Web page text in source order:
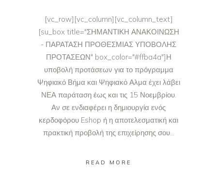
[vc_row][vc_column][vc_column_text]
[su_box title="ΣΗΜΑΝΤΙΚΗ ΑΝΑΚΟΙΝΩΣΗ
- ΠΑΡΑΤΑΣΗ ΠΡΟΘΕΣΜΙΑΣ ΥΠΟΒΟΛΗΣ
ΠΡΟΤΑΣΕΩΝ" box_color="#ffba4a"]Η
υποβολή προτάσεων για το πρόγραμμα
Ψηφιακό Βήμα και Ψηφιακό Αλμα έχει λάβει
ΝΕΑ παράταση έως και τις 15 Νοεμβρίου.
Αν σε ενδιαφέρει η δημιουργία ενός
κερδοφόρου Eshop ή η αποτελεσματική και
πρακτική προβολή της επιχείρησης σου...
READ MORE